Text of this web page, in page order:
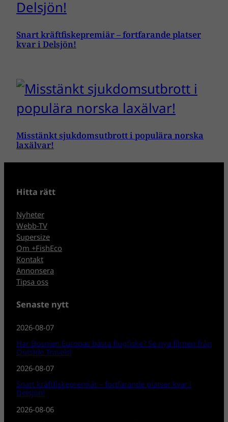
Snart kräftfiskepremiär – fortfarande platser
kvar i Delsjön!
Misstänkt sjukdomsutbrott i populära norska
laxälvar!
Hitta rätt
Nyheter
Webb-TV
Supersize
Om +FishEco
Kontakt
Annonsera
Tipsa oss
Senaste nytt
2026-08-07
Har Bosnien Europas bästa flugfiske? Se nya filmen från
Outside Travels!
2026-08-07
Snart kräftfiskepremiär – fortfarande platser kvar i
Delsjön!
2026-08-06